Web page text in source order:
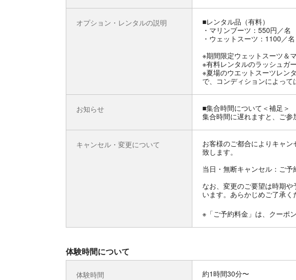
オプション・レンタルの説明
■レンタル品（有料）
・マリンブーツ：550円／名
・ウェットスーツ：1100／名
※期間限定ウェットスーツ＆
※有料レンタルのラッシュガ
※夏場のウエットスーツレン
で、コンディションによって
お知らせ
■集合時間について＜補足＞
集合時間に遅れますと、ご参
キャンセル・変更について
お客様のご都合によりキャ
致します。
当日・無断キャンセル：ご予
なお、変更のご要望は時期
います。あらかじめご了承く
※「ご予約料金」は、クーポ
体験時間について
体験時間 約1時間30分〜